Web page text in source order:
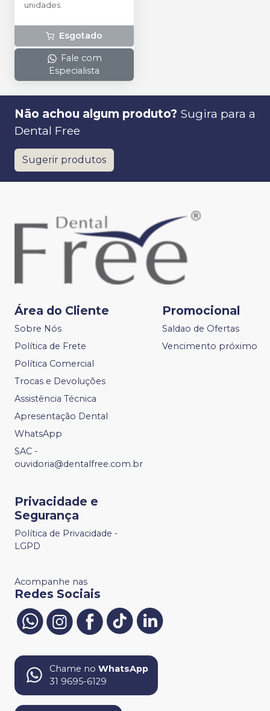
unidades.
Esgotado
Fale com
Especialista
Não achou algum produto? Sugira para a
Dental Free
Sugerir produtos
Área do Cliente
Sobre Nós
Política de Frete
Política Comercial
Trocas e Devoluções
Assistência Técnica
Apresentação Dental
WhatsApp
SAC -
ouvidoria@dentalfree.com.br
Promocional
Saldao de Ofertas
Vencimento próximo
Privacidade e
Segurança
Política de Privacidade -
LGPD
Acompanhe nas
Redes Sociais
Chame no WhatsApp
31 9695-6129